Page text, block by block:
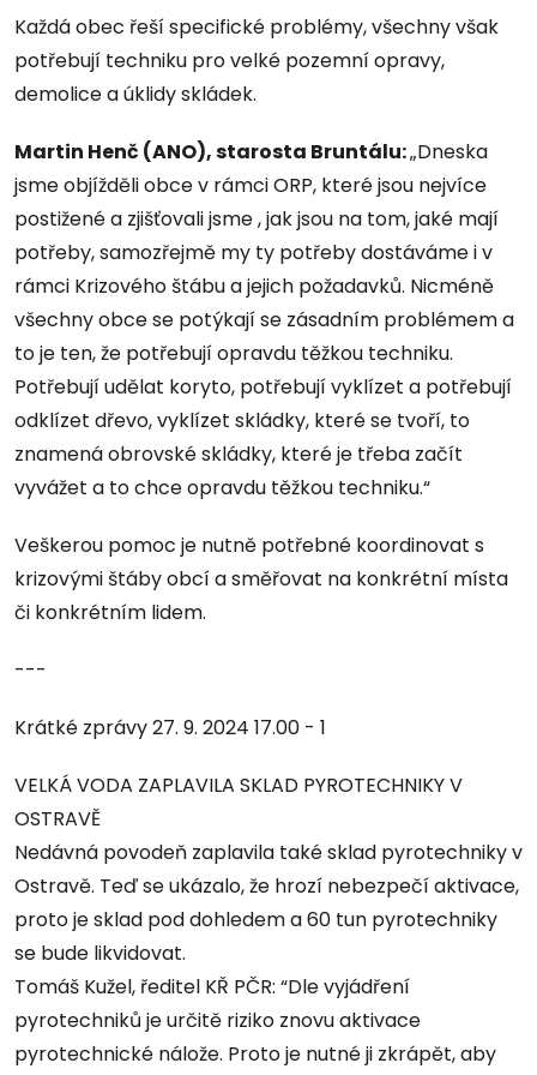
Každá obec řeší specifické problémy, všechny však
potřebují techniku pro velké pozemní opravy,
demolice a úklidy skládek.
Martin Henč (ANO), starosta Bruntálu:„Dneska
jsme objížděli obce v rámci ORP, které jsou nejvíce
postižené a zjišťovali jsme , jak jsou na tom, jaké mají
potřeby, samozřejmě my ty potřeby dostáváme i v
rámci Krizového štábu a jejich požadavků. Nicméně
všechny obce se potýkají se zásadním problémem a
to je ten, že potřebují opravdu těžkou techniku.
Potřebují udělat koryto, potřebují vyklízet a potřebují
odklízet dřevo, vyklízet skládky, které se tvoří, to
znamená obrovské skládky, které je třeba začít
vyvážet a to chce opravdu těžkou techniku.“
Veškerou pomoc je nutně potřebné koordinovat s
krizovými štáby obcí a směřovat na konkrétní místa
či konkrétním lidem.
---
Krátké zprávy 27. 9. 2024 17.00 - 1
VELKÁ VODA ZAPLAVILA SKLAD PYROTECHNIKY V
OSTRAVĚ
Nedávná povodeň zaplavila také sklad pyrotechniky v
Ostravě. Teď se ukázalo, že hrozí nebezpečí aktivace,
proto je sklad pod dohledem a 60 tun pyrotechniky
se bude likvidovat.
Tomáš Kužel, ředitel KŘ PČR: “Dle vyjádření
pyrotechniků je určitě riziko znovu aktivace
pyrotechnické nálože. Proto je nutné ji zkrápět, aby